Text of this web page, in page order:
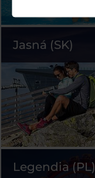
Jasná (SK)
Legendia (PL)